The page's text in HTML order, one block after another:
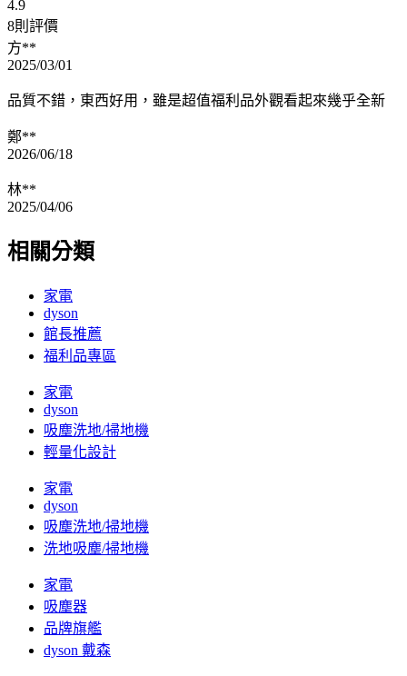
4.9
8則評價
方**
2025/03/01
品質不錯，東西好用，雖是超值福利品外觀看起來幾乎全新
鄭**
2026/06/18
林**
2025/04/06
相關分類
家電
dyson
館長推薦
福利品專區
家電
dyson
吸塵洗地/掃地機
輕量化設計
家電
dyson
吸塵洗地/掃地機
洗地吸塵/掃地機
家電
吸塵器
品牌旗艦
dyson 戴森